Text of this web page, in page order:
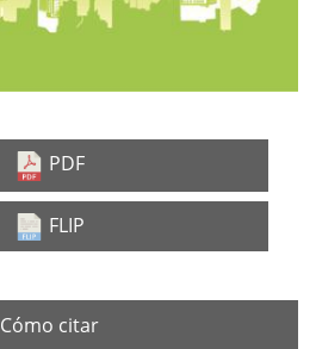
PDF
FLIP
Cómo citar